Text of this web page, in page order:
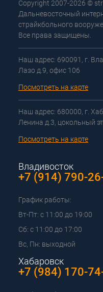
Copyright 2007-2026 ©
Дальневосточный
страйкбольного
Все права защищены.
Наш адрес: 690091, г.
Лазо д.9, офис 106
Посмотреть на карте
Наш адрес: 680000, г.
Ленина д.3, цокольный
Посмотреть на карте
Владивосток
+7 (914) 790-
График работы:
Вт-Пт: с 11:00 до 19:00
Сб: с 11:00 до 17:00
Вс, Пн: выходной
Хабаровск
+7 (984) 170-